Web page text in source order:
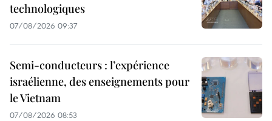
technologiques
07/08/2026 09:37
Semi-conducteurs : l’expérience
israélienne, des enseignements pour
le Vietnam
07/08/2026 08:53